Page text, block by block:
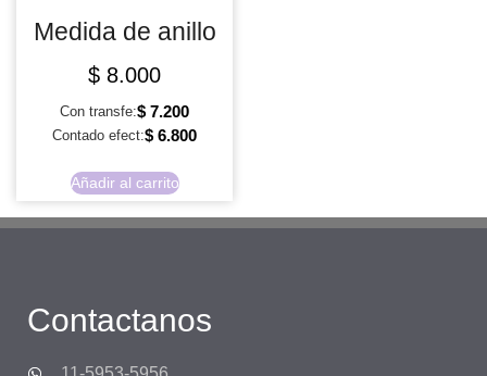
Medida de anillo
$ 8.000
Con transfe:$ 7.200
Contado efect:$ 6.800
Añadir al carrito
Contactanos